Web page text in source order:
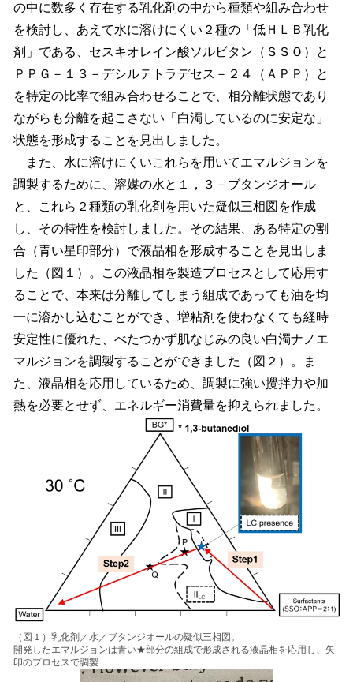
の中に数多く存在する乳化剤の中から種類や組み合わせ
を検討し、あえて水に溶けにくい２種の「低ＨＬＢ乳化
剤」である、セスキオレイン酸ソルビタン（ＳＳＯ）と
ＰＰＧ－１３－デシルテトラデセス－２４（ＡＰＰ）と
を特定の比率で組み合わせることで、相分離状態であり
ながらも分離を起こさない「白濁しているのに安定な」
状態を形成することを見出しました。
また、水に溶けにくいこれらを用いてエマルジョンを
調製するために、溶媒の水と１，３－ブタンジオール
と、これら２種類の乳化剤を用いた疑似三相図を作成
し、その特性を検討しました。その結果、ある特定の割
合（青い星印部分）で液晶相を形成することを見出しま
した（図１）。この液晶相を製造プロセスとして応用す
ることで、本来は分離してしまう組成であっても油を均
一に溶かし込むことができ、増粘剤を使わなくても経時
安定性に優れた、べたつかず肌なじみの良い白濁ナノエ
マルジョンを調製することができました（図２）。ま
た、液晶相を応用しているため、調製に強い攪拌力や加
熱を必要とせず、エネルギー消費量を抑えられました。
（図１）乳化剤／水／ブタンジオールの疑似三相図。
開発したエマルジョンは青い★部分の組成で形成される液晶相を応用し、矢
印のプロセスで調製